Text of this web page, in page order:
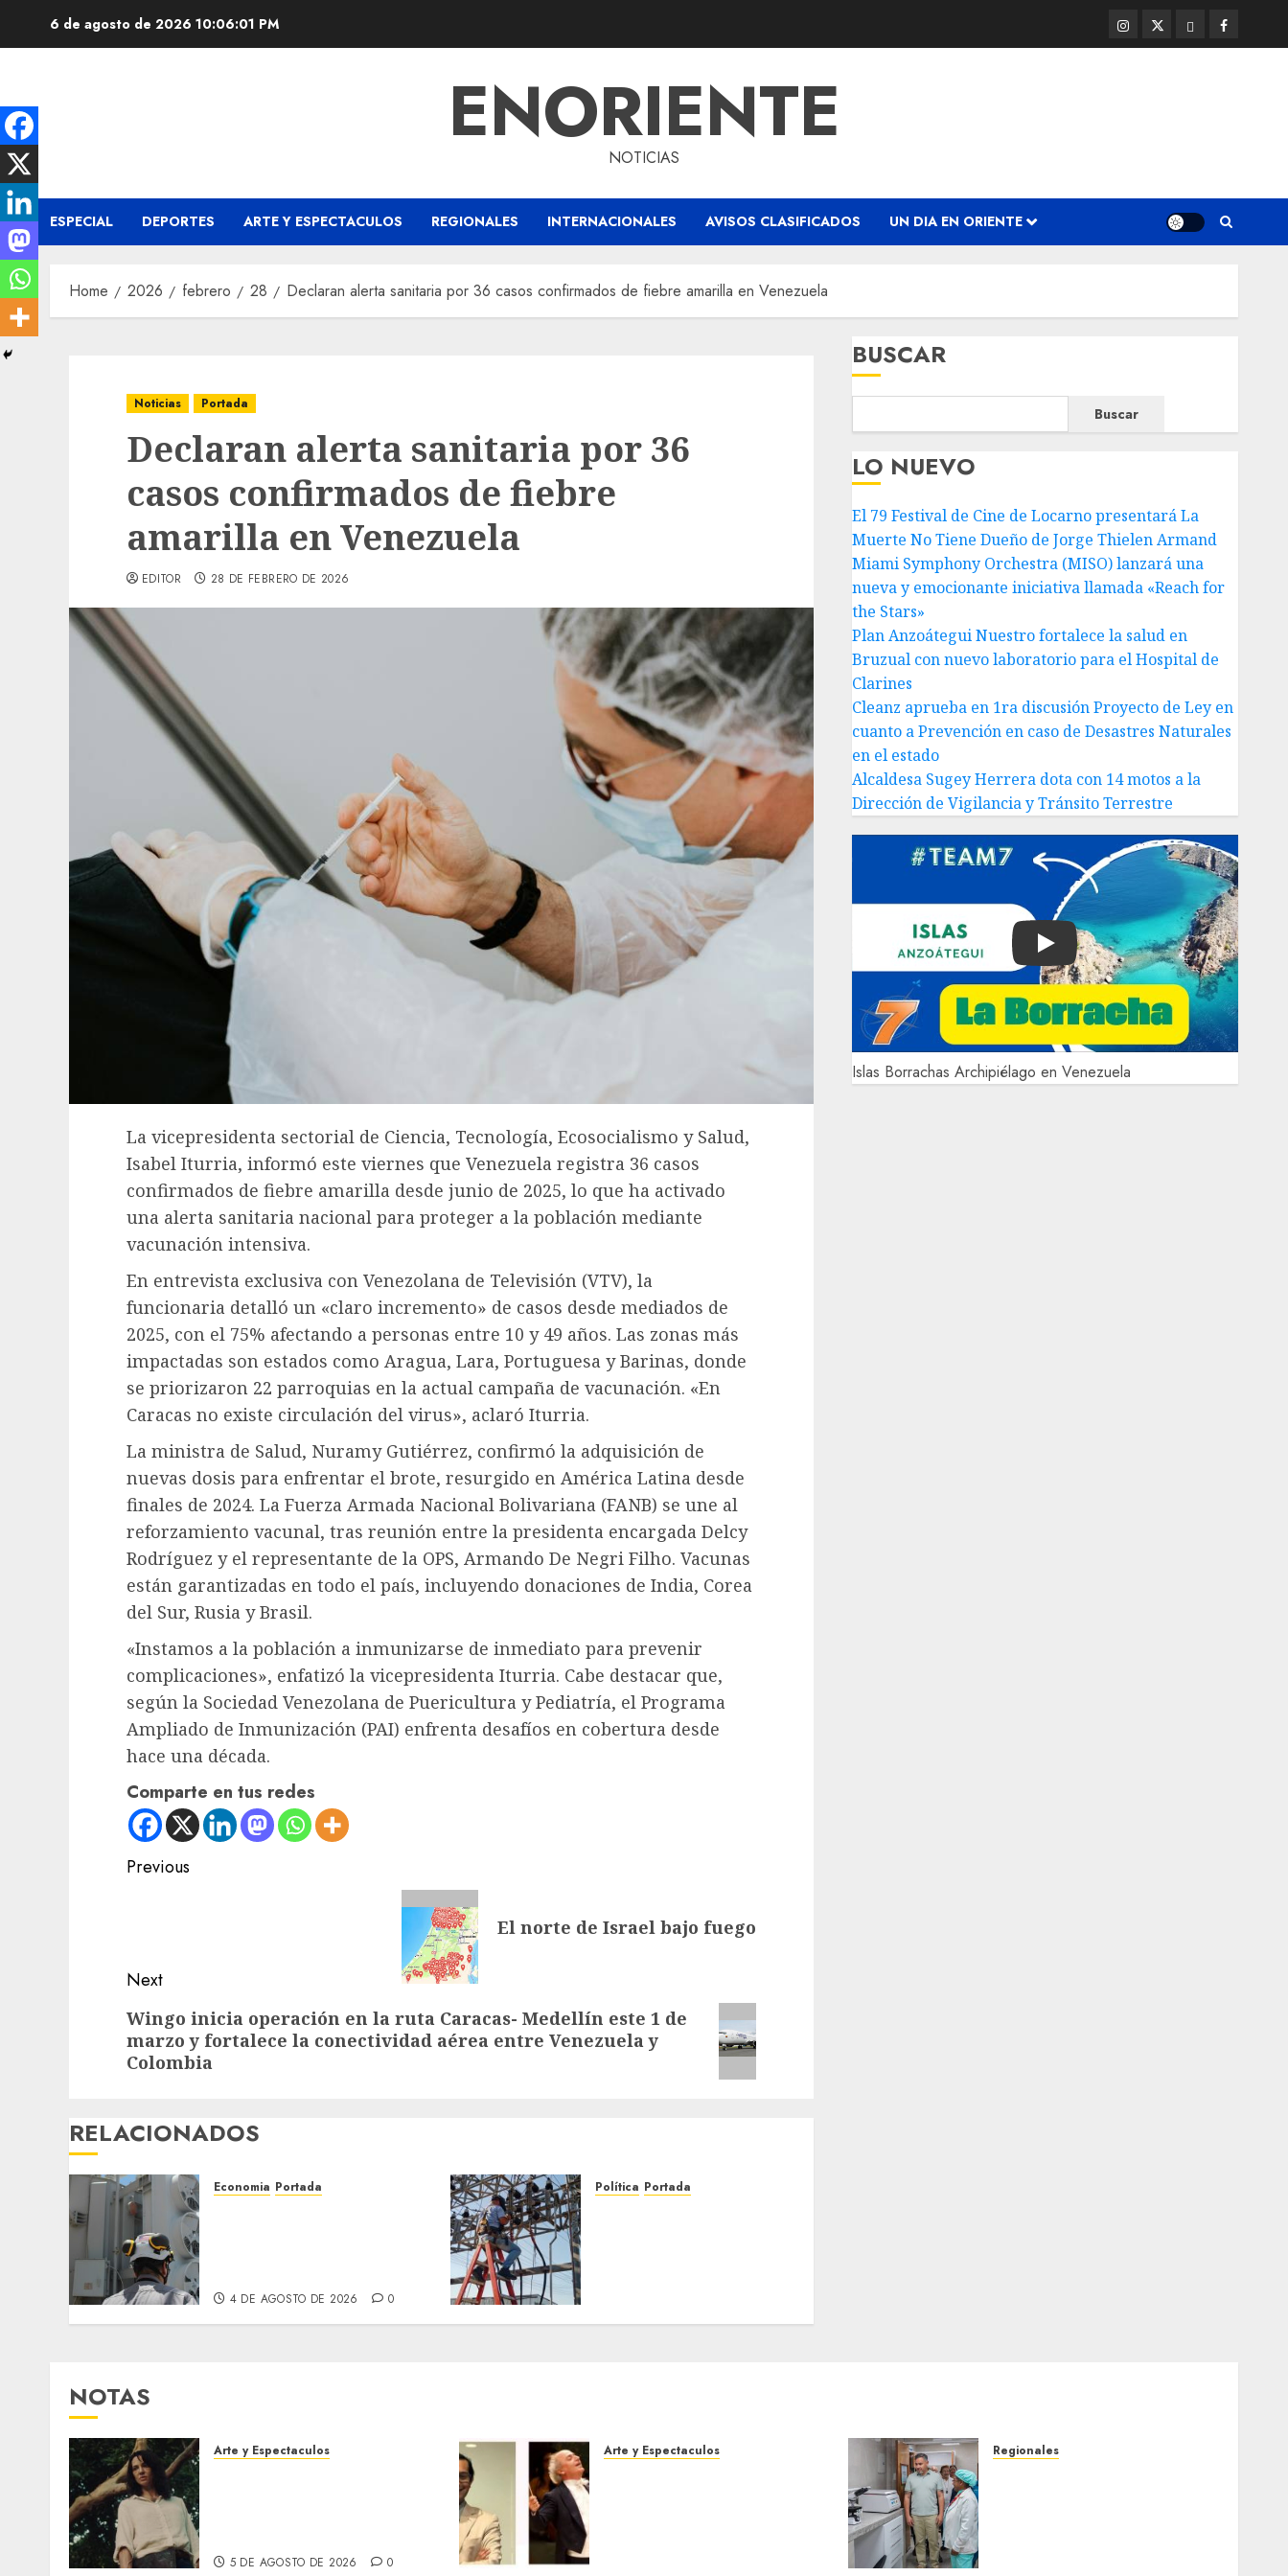
6 de agosto de 2026 10:06:02 PM
Instagram
@EnOriente
Twitter
(X)
ThreadsFacebook
ENORIENTE
NOTICIAS
ESPECIAL DEPORTES ARTE Y ESPECTACULOS REGIONALES INTERNACIONALES AVISOS CLASIFICADOS UN DIA EN ORIENTE
Home 2026 febrero 28 Declaran alerta sanitaria por 36 casos confirmados de fiebre amarilla en Venezuela
Noticias Portada
Declaran alerta sanitaria por 36
casos confirmados de fiebre
amarilla en Venezuela
EDITOR 28 DE FEBRERO DE 2026
La vicepresidenta sectorial de Ciencia, Tecnología, Ecosocialismo y Salud,
Isabel Iturria, informó este viernes que Venezuela registra 36 casos
confirmados de fiebre amarilla desde junio de 2025, lo que ha activado
una alerta sanitaria nacional para proteger a la población mediante
vacunación intensiva.
En entrevista exclusiva con Venezolana de Televisión (VTV), la
funcionaria detalló un «claro incremento» de casos desde mediados de
2025, con el 75% afectando a personas entre 10 y 49 años. Las zonas más
impactadas son estados como Aragua, Lara, Portuguesa y Barinas, donde
se priorizaron 22 parroquias en la actual campaña de vacunación. «En
Caracas no existe circulación del virus», aclaró Iturria.
La ministra de Salud, Nuramy Gutiérrez, confirmó la adquisición de
nuevas dosis para enfrentar el brote, resurgido en América Latina desde
finales de 2024. La Fuerza Armada Nacional Bolivariana (FANB) se une al
reforzamiento vacunal, tras reunión entre la presidenta encargada Delcy
Rodríguez y el representante de la OPS, Armando De Negri Filho. Vacunas
están garantizadas en todo el país, incluyendo donaciones de India, Corea
del Sur, Rusia y Brasil.
«Instamos a la población a inmunizarse de inmediato para prevenir
complicaciones», enfatizó la vicepresidenta Iturria. Cabe destacar que,
según la Sociedad Venezolana de Puericultura y Pediatría, el Programa
Ampliado de Inmunización (PAI) enfrenta desafíos en cobertura desde
hace una década.
Comparte en tus redes
Post
Previous
El norte de Israel bajo fuego
Next
Next
post:
Wingo inicia operación en la ruta Caracas- Medellín este 1 de
marzo y fortalece la conectividad aérea entre Venezuela y
Colombia
RELACIONADOS
Economia Portada
4 DE AGOSTO DE 2026 0
Política Portada
3 DE AGOSTO DE 2026 0
BUSCAR
Buscar
LO NUEVO
El 79 Festival de Cine de Locarno presentará La
Muerte No Tiene Dueño de Jorge Thielen Armand
Miami Symphony Orchestra (MISO) lanzará una
nueva y emocionante iniciativa llamada «Reach for
the Stars»
Plan Anzoátegui Nuestro fortalece la salud en
Bruzual con nuevo laboratorio para el Hospital de
Clarines
Cleanz aprueba en 1ra discusión Proyecto de Ley en
cuanto a Prevención en caso de Desastres Naturales
en el estado
Alcaldesa Sugey Herrera dota con 14 motos a la
Dirección de Vigilancia y Tránsito Terrestre
Play
Islas Borrachas Archipiélago en Venezuela
NOTAS
Arte y Espectaculos
5 DE AGOSTO DE 2026 0
Arte y Espectaculos Regionales